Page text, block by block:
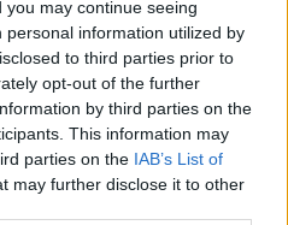
may continue seeing
information utilized by
to third parties prior to
opt-out of the further
by third parties on the
This information may
parties on the IAB’s List of
may further disclose it to other